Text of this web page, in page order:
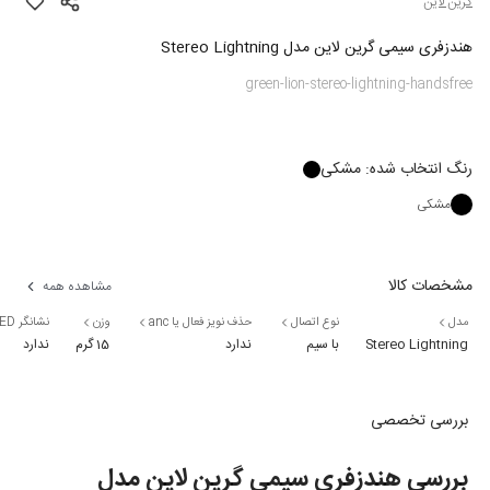
هندزفری سیمی گرین لاین مدل Stereo Lightning
green-lion-stereo-lightning-handsfree
رنگ انتخاب شده: مشکی
مشکی
مشخصات کالا مشاهده همه
مدل
Stereo Lightning
نوع اتصال
با سیم
حذف نویز فعال یا anc
ندارد
وزن
15 گرم
نشانگر LED
ندارد
بررسی تخصصی
بررسی هندزفری سیمی گرین لاین مدل